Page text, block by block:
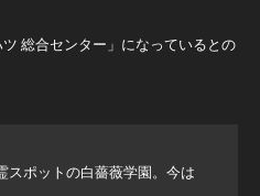
総合センター」になっているとの
スポットの白薔薇学園。今は